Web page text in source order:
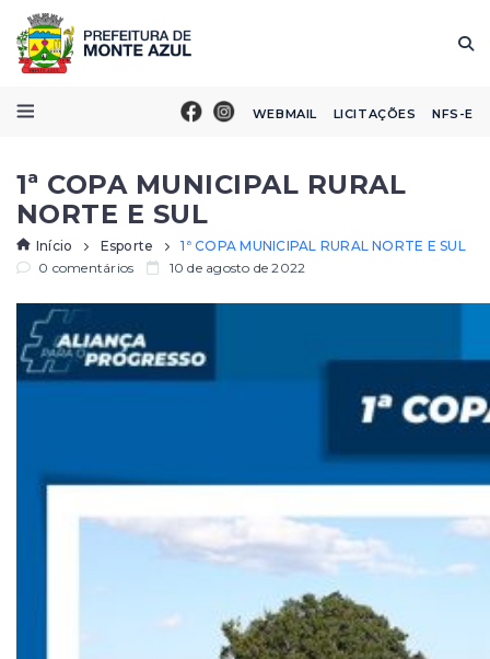
WEBMAIL LICITAÇÕES NFS-E
1ª COPA MUNICIPAL RURAL
NORTE E SUL
Início Esporte
1ª COPA MUNICIPAL RURAL NORTE E SUL
0 comentários
10 de agosto de 2022